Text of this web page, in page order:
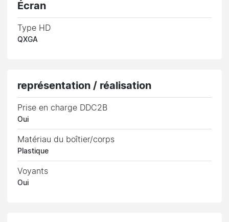
Écran
Type HD
QXGA
représentation / réalisation
Prise en charge DDC2B
Oui
Matériau du boîtier/corps
Plastique
Voyants
Oui